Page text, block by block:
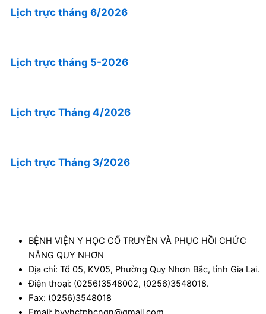
Lịch trực tháng 6/2026
Lịch trực tháng 5-2026
Lịch trực Tháng 4/2026
Lịch trực Tháng 3/2026
BỆNH VIỆN Y HỌC CỔ TRUYỀN VÀ PHỤC HỒI CHỨC
NĂNG QUY NHƠN
Địa chỉ: Tổ 05, KV05, Phường Quy Nhơn Bắc, tỉnh Gia Lai.
Điện thoại: (0256)3548002, (0256)3548018.
Fax: (0256)3548018